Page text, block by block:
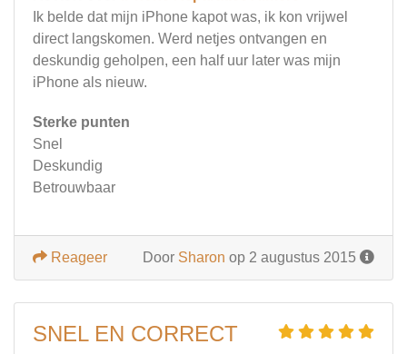
Ik belde dat mijn iPhone kapot was, ik kon vrijwel
direct langskomen. Werd netjes ontvangen en
deskundig geholpen, een half uur later was mijn
iPhone als nieuw.
Sterke punten
Snel
Deskundig
Betrouwbaar
Door Sharon op 2 augustus 2015
Reageer
SNEL EN CORRECT